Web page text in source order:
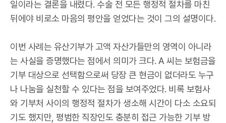
일이라는 결론을 내렸다. 수술 전 모든 행정적 절차를 마친
뒤에야 비로소 마음의 평안을 얻었다는 것이 그의 설명이다.
이번 사례는 유산기부가 고액 자산가들만의 영역이 아니라
는 사실을 증명했다는 점에서 의미가 크다. A 씨는 보험금을
기부 대상으로 선택함으로써 당장 큰 현금이 없더라도 누구
나 나눔을 실천할 수 있다는 점을 보여주었다. 비록 보험사
와 기부처 사이의 행정적 절차가 생소해 시간이 다소 소요되
기도 했지만, 평범한 직장인도 충분히 접근 가능한 기부 방